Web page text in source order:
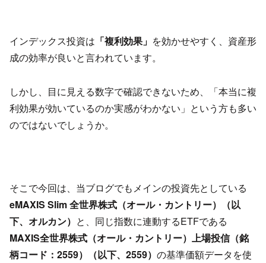
インデックス投資は 「複利効果」 を効かせやすく、資産形
成の効率が良いと言われています。
しかし、目に見える数字で確認できないため、「本当に複
利効果が効いているのか実感がわかない」という方も多い
のではないでしょうか。
そこで今回は、当ブログでもメインの投資先としている
eMAXIS Slim 全世界株式（オール・カントリー）（以
下、オルカン） と、同じ指数に連動するETFである
MAXIS全世界株式（オール・カントリー）上場投信（銘
柄コード：2559）（以下、2559） の基準価額データを使